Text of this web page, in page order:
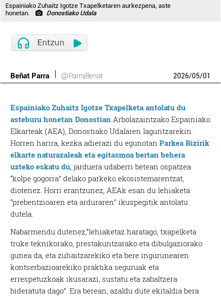
Espainiako Zuhaitz Igotze Txapelketaren aurkezpena, aste
honetan.
Donostiako Udala
Beñat Parra @ParraBenat 2026/05/01
Espainiako Zuhaitz Igotze Txapelketa antolatu du
asteburu honetan Donostian Arbolazaintzako Espainiako
Elkarteak (AEA), Donostiako Udalaren laguntzarekin.
Horren harira, kezka adierazi du egunotanParkea Bizirik
elkarte naturazaleak eta egitasmoa bertan behera
uzteko eskatu du , jarduera udaberri betean ospatzea
“kolpe gogorra” delako parkeko ekosistemarentzat,
diotenez. Horri erantzunez, AEAk esan du lehiaketa
“prebentzioaren eta arduraren” ikuspegitik antolatu
dutela.
Nabarmendu dutenez,”lehiaketaz haratago, txapelketa
truke teknikorako, prestakuntzarako eta dibulgaziorako
gunea da, eta zuhaitzarekiko eta bere ingurunearen
kontserbazioarekiko praktika seguruak eta
errespetuzkoak ikusarazi, sustatu eta zabaltzera
bideratuta dago”. Era berean, azaldu dute ekitaldia bera